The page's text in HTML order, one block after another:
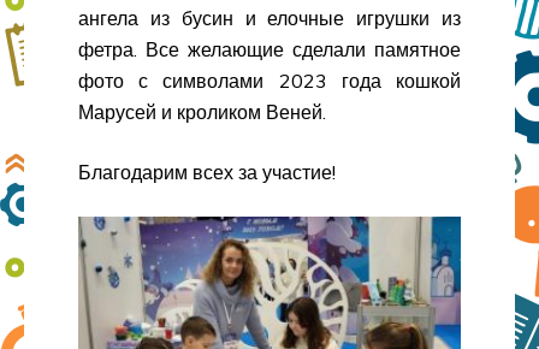
ангела из бусин и елочные игрушки из
фетра. Все желающие сделали памятное
фото с символами 2023 года кошкой
Марусей и кроликом Веней.
Благодарим всех за участие!